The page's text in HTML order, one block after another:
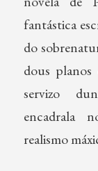
fantástica
do
dous planos
servizo
encadrala
realismo